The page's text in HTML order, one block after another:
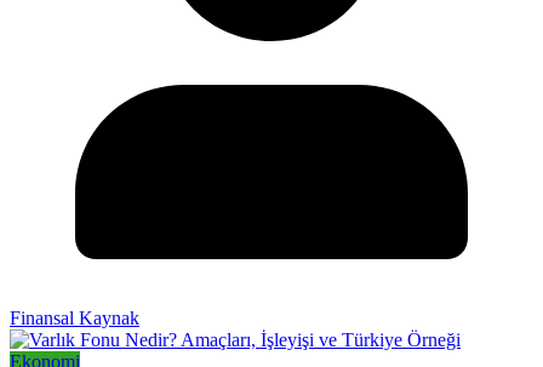
Finansal Kaynak
Ekonomi